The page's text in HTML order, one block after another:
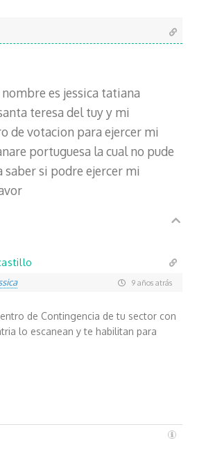
es jessica tatiana
teresa del tuy y mi
de votacion para ejercer mi
portuguesa la cual no pude
saber si podre ejercer mi
9 años atrás
de Contingencia de tu sector con
lo escanean y te habilitan para